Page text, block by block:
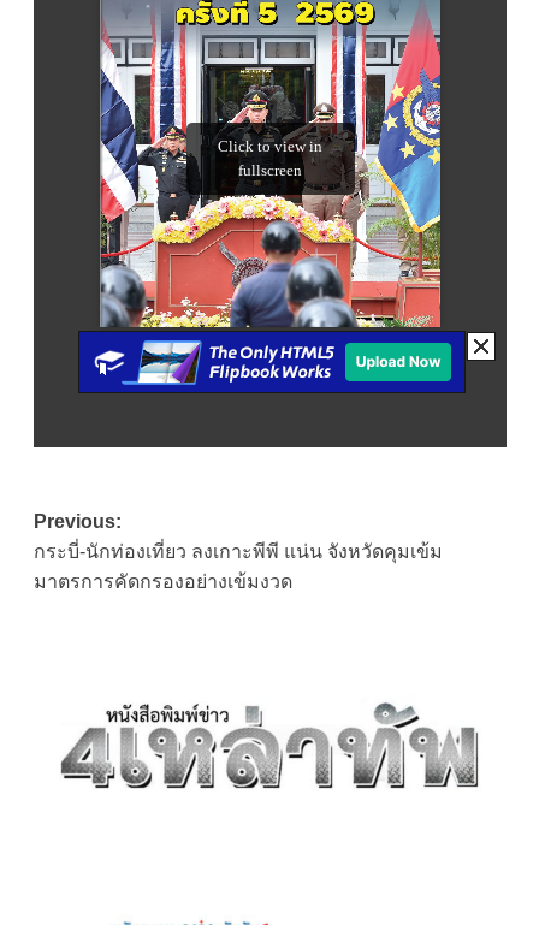
Post
navigation
Previous:
กระบี่-นักท่องเที่ยว ลงเกาะพีพี แน่น จังหวัดคุมเข้ม
มาตรการคัดกรองอย่างเข้มงวด